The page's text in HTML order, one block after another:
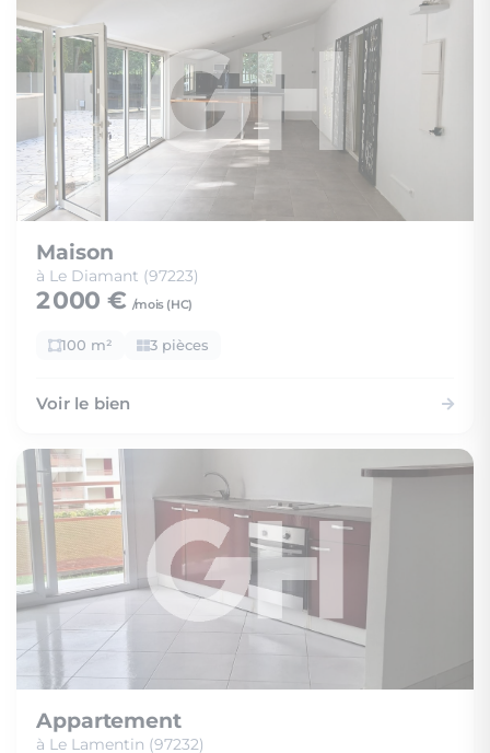
Maison
à Le Diamant (97223)
2 000 € /mois (HC)
100 m² 3 pièces
Voir le bien
Appartement
à Le Lamentin (97232)